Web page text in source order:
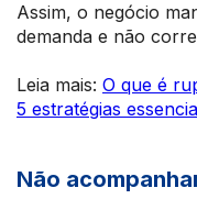
Assim, o negócio
demanda e não
Leia mais: O que é
5 estratégias
Não